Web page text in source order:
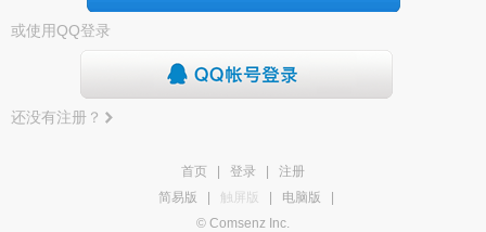
或使用QQ登录
还没有注册？
首页 登录
注册
简易版
触屏版 电脑版
© Comsenz Inc.